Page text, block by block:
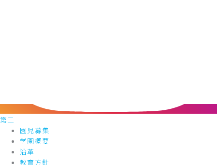
第二
園児募集
学園概要
沿革
教育方針